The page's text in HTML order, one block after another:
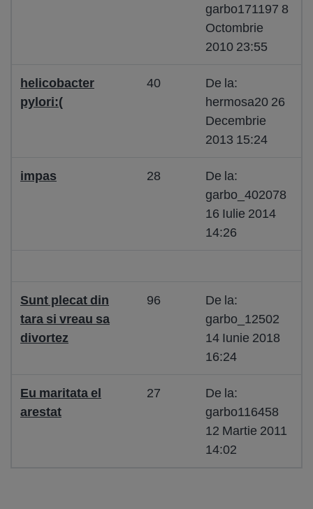
garbo171197 8
Octombrie
2010 23:55
helicobacter
pylori:(
40
De la:
hermosa20 26
Decembrie
2013 15:24
impas 28
De la:
garbo_402078
16 Iulie 2014
14:26
Sunt plecat din
tara si vreau sa
divortez
96
De la:
garbo_12502
14 Iunie 2018
16:24
Eu maritata el
arestat
27
De la:
garbo116458
12 Martie 2011
14:02